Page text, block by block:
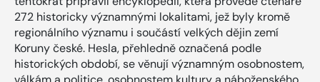
272 historicky významnými lokalitami, jež byly kromě
regionálního významu i součástí velkých dějin zemí
Koruny české. Hesla, přehledně označená podle
historických období, se věnují významným osobnostem,